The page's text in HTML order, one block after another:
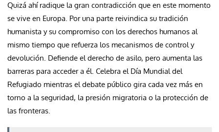
Quizá ahí radique la gran contradicción que en este momento
se vive en Europa. Por una parte reivindica su tradición
humanista y su compromiso con los derechos humanos al
mismo tiempo que refuerza los mecanismos de control y
devolución. Defiende el derecho de asilo, pero aumenta las
barreras para acceder a él. Celebra el Día Mundial del
Refugiado mientras el debate público gira cada vez más en
torno a la seguridad, la presión migratoria o la protección de
las fronteras.